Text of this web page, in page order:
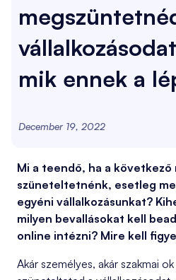
mik ennek a
December 19, 2022
Mi a teendő, ha a következő
szüneteltetnénk, esetleg
egyéni vállalkozásunkat?
milyen bevallásokat kell
online intézni? Mire kell
Akár személyes, akár szakmai